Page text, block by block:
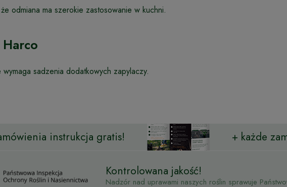
odmiana ma szerokie zastosowanie w kuchni.
sadzenia dodatkowych zapylaczy.
instrukcja gratis! + każde
Kontrolowana jakość!
Nadzór nad uprawami naszych roślin sprawuje